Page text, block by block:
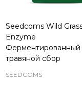
Seedcoms Wild
Enzyme
Ферментированный
травяной сбор
SEEDCOMS